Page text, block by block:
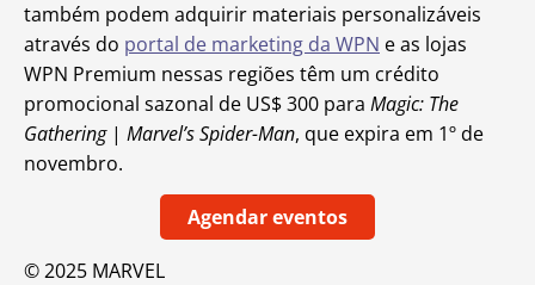
também podem adquirir materiais personalizáveis
através do portal de marketing da WPN e as lojas
WPN Premium nessas regiões têm um crédito
promocional sazonal de US$ 300 para Magic: The
Gathering| Marvel’s Spider-Man, que expira em 1º de
novembro.
Agendar eventos
© 2025 MARVEL